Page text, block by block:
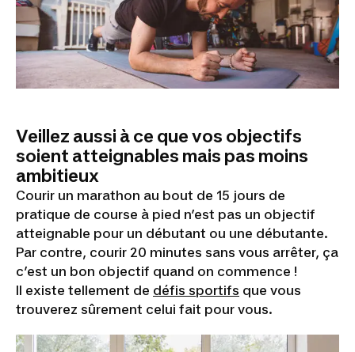
Veillez aussi à ce que vos objectifs
soient atteignables mais pas moins
ambitieux
Courir un marathon au bout de 15 jours de
pratique de course à pied n’est pas un objectif
atteignable pour un débutant ou une débutante.
Par contre, courir 20 minutes sans vous arrêter, ça
c’est un bon objectif quand on commence !
Il existe tellement de défis sportifs que vous
trouverez sûrement celui fait pour vous.